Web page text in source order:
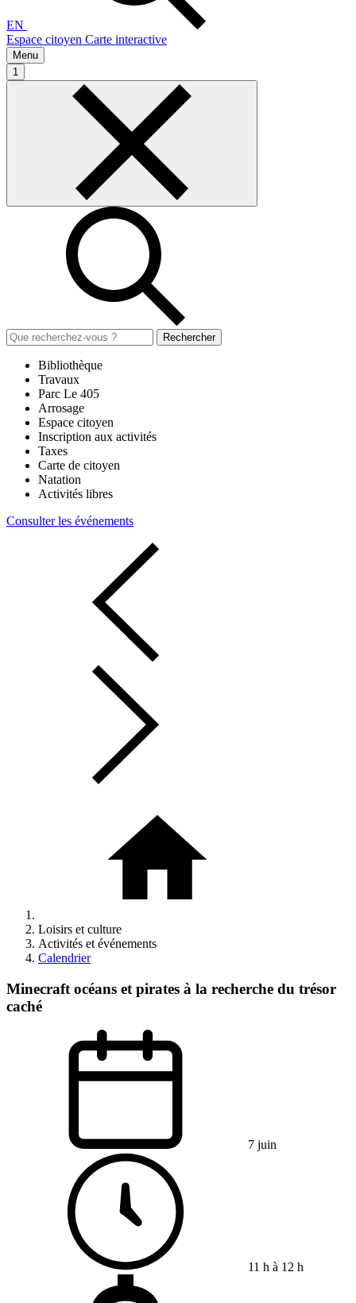
EN
Espace citoyen Carte interactive
Menu
1
Rechercher
Bibliothèque
Travaux
Parc Le 405
Arrosage
Espace citoyen
Inscription aux activités
Taxes
Carte de citoyen
Natation
Activités libres
Consulter les événements
Loisirs et culture
Activités et événements
Calendrier
Minecraft océans et pirates à la recherche du trésor
caché
7 juin
11 h à 12 h